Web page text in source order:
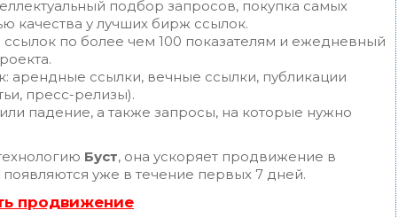
подбор запросов, покупка самых
качества у лучших бирж ссылок.
по более чем 100 показателям и ежедневный
арендные ссылки, вечные ссылки, публикации
пресс-релизы).
падение, а также запросы, на которые нужно
Буст, она ускоряет продвижение в
появляются уже в течение первых 7 дней.
продвижение